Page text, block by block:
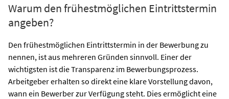
Warum den frühestmöglichen Eintrittstermin
angeben?
Den frühestmöglichen Eintrittstermin in der Bewerbung zu
nennen, ist aus mehreren Gründen sinnvoll. Einer der
wichtigsten ist die Transparenz im Bewerbungsprozess.
Arbeitgeber erhalten so direkt eine klare Vorstellung davon,
wann ein Bewerber zur Verfügung steht. Dies ermöglicht eine